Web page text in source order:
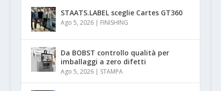
STAATS.LABEL sceglie Cartes GT360
Ago 5, 2026| FINISHING
Da BOBST controllo qualità per
imballaggi a zero difetti
Ago 5, 2026| STAMPA